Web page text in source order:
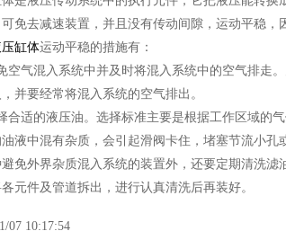
免去减速装置，并且没有传动间隙，运动平稳，
缸体运动平稳的措施有：
气混入系统中并及时将混入系统中的空气排走。
并要经常将混入系统的空气排出。
适的液压油。选择标准主要是根据工作区域的气
液中混有杂质，会引起滑阀卡住，堵塞节流小
免外界杂质混入系统的装置外，还要定期清洗
元件及管道拆出，进行认真清洗后再装好。
07 10:17:54